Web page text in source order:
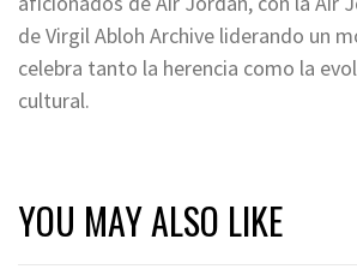
de Virgil Abloh Archive liderando un
celebra tanto la herencia como la
cultural.
YOU MAY ALSO LIKE